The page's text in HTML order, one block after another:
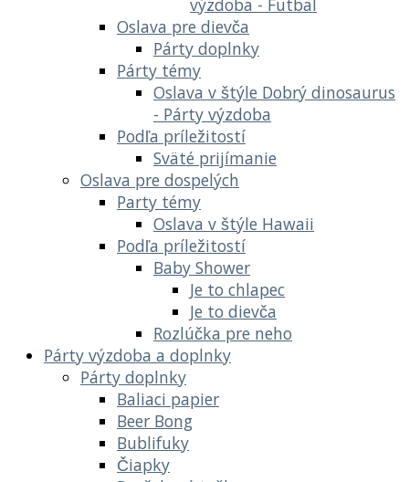
Oslava pre dievča
Párty doplnky
Párty témy
Oslava v štýle Dobrý dinosaurus
- Párty výzdoba
Podľa príležitostí
Sväté prijímanie
Oslava pre dospelých
Party témy
Oslava v štýle Hawaii
Podľa príležitostí
Baby Shower
Je to chlapec
Je to dievča
Rozlúčka pre neho
Párty výzdoba a doplnky
Párty doplnky
Baliaci papier
Beer Bong
Bublifuky
Čiapky